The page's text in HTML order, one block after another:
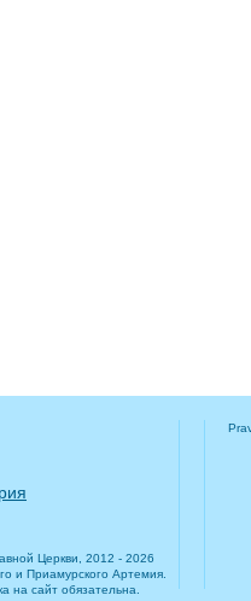
Церкви, 2012 - 2026
и Приамурского Артемия.
на сайт обязательна.